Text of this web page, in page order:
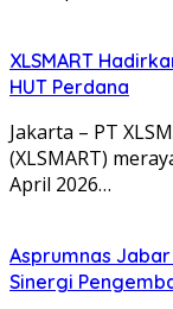
XLSMART
HUT Perdana
Jakarta – PT
(XLSMART)
April 2026…
Asprumnas
Sinergi